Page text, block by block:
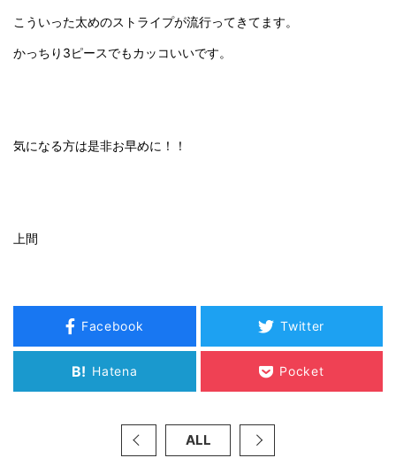
こういった太めのストライプが流行ってきてます。
かっちり3ピースでもカッコいいです。
気になる方は是非お早めに！！
上間
Facebook Twitter
B! Hatena Pocket
ALL